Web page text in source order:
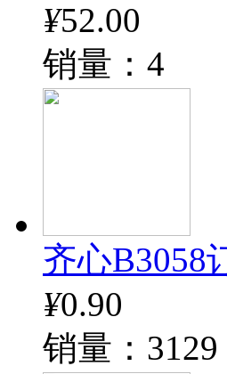
¥52.00
销量：4
齐心B3058
¥0.90
销量：3129